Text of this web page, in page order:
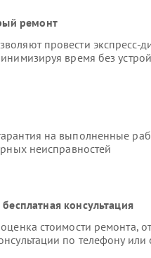
ремонт
провести экспресс-
время без
на выполненные
неисправностей
консультация
стоимости ремонта,
по телефону или